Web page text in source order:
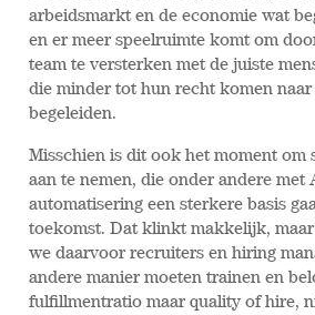
arbeidsmarkt en de economie wat
en er meer speelruimte komt om
team te versterken met de juiste
die minder tot hun recht komen naar
begeleiden.
Misschien is dit ook het moment om
aan te nemen, die onder andere met
automatisering een sterkere basis
toekomst. Dat klinkt makkelijk,
we daarvoor recruiters en hiring
andere manier moeten trainen en
fulfillmentratio maar quality of hire,